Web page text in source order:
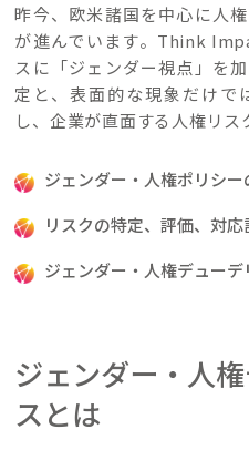
昨今、欧米諸国を中心に人
が進んでいます。Think
スに「ジェンダー視点」を
定と、表面的な現象だけで
し、企業が直面する人権リス
ジェンダー・人権ポリシー
リスクの特定、評価、対
ジェンダー・人権デュー
ジェンダー・人
スとは